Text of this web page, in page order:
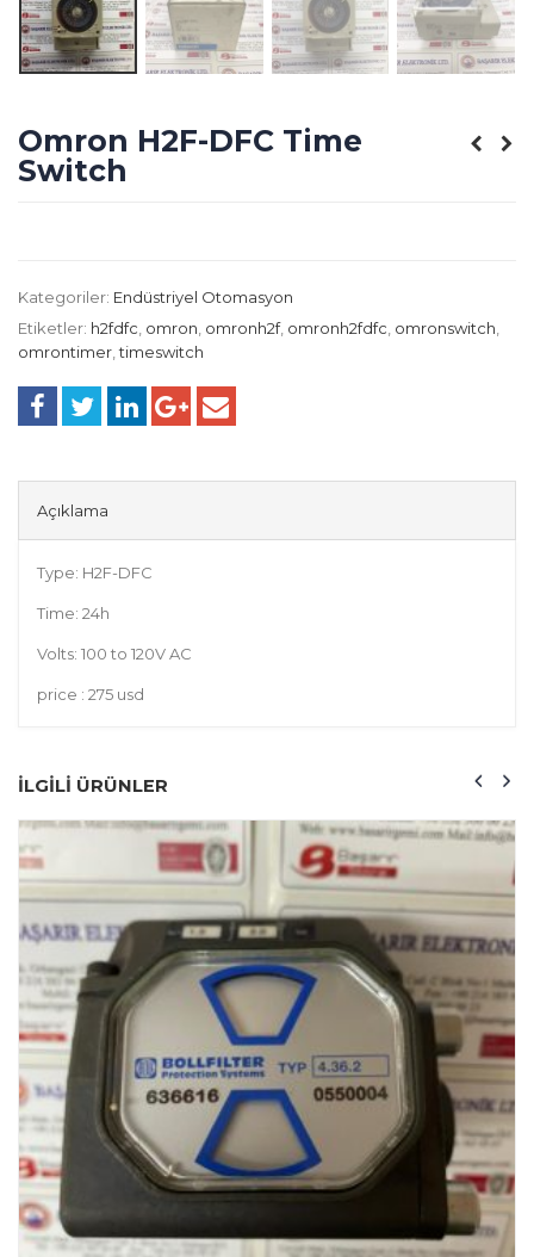
Omron H2F-DFC Time
Switch
Kategoriler: Endüstriyel Otomasyon
Etiketler: h2fdfc omron omronh2f, omronh2fdfc omronswitch
omrontimer ,timeswitch
Açıklama
Type: H2F-DFC
Time: 24h
Volts: 100 to 120V AC
price : 275 usd
ILGILI ÜRÜNLER